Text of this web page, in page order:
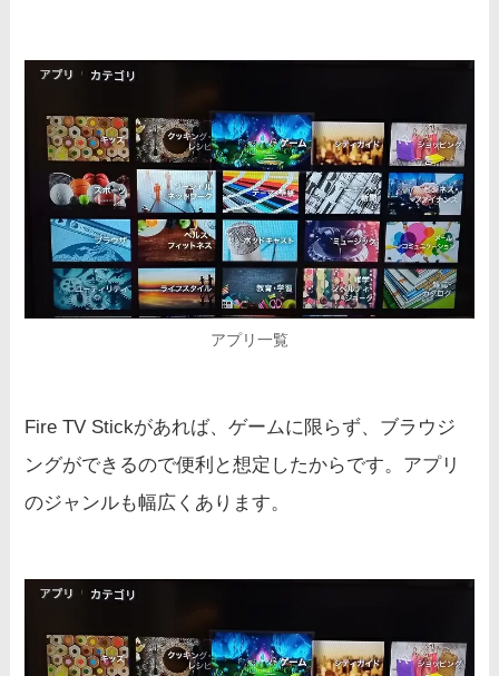
アプリ一覧
Fire TV Stickがあれば、ゲームに限らず、ブラウジ
ングができるので便利と想定したからです。アプリ
のジャンルも幅広くあります。